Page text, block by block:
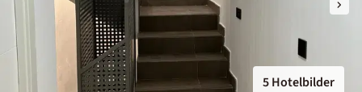
5 Hotelbilder